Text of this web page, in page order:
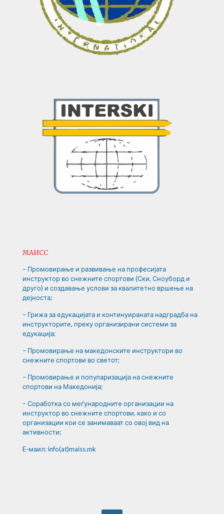
МАИСС
– Промовирање и развивање на професијата
инструктор во снежните спортови (Ски, Сноуборд и
друго) и создавање услови за квалитетно вршење на
дејноста;
– Грижа за едукацијата и континуираната надградба на
инструкторите, преку организирани системи за
едукација;
– Промовирање на македонските инструктори во
снежните спортови во светот;
– Промовирање и популаризација на снежните
спортови на Македонија;
– Соработка со меѓународните организации на
инструктор во снежните спортови, како и со
организации кои се занимаваат со овој вид на
активности;
E-маил: info(at)maiss.mk